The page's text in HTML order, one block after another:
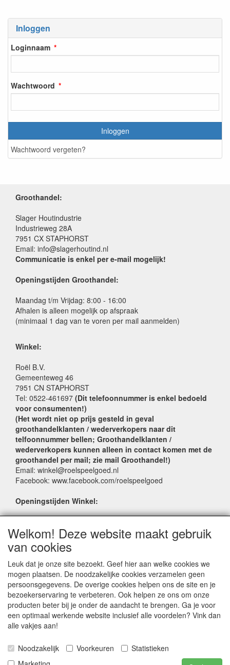
Inloggen
Loginnaam
Wachtwoord
Inloggen
Wachtwoord vergeten?
Groothandel:
Slager Houtindustrie
Industrieweg 28A
7951 CX STAPHORST
Email: info@slagerhoutind.nl
Communicatie is enkel per e-mail mogelijk!
Openingstijden Groothandel:
Maandag t/m Vrijdag: 8:00 - 16:00
Afhalen is alleen mogelijk op afspraak
(minimaal 1 dag van te voren per mail aanmelden)
Winkel:
Roël B.V.
Gemeenteweg 46
7951 CN STAPHORST
Tel: 0522-461697 (Dit telefoonnummer is enkel bedoeld
voor consumenten!)
(Het wordt niet op prijs gesteld in geval
groothandelklanten / wederverkopers naar dit
telfoonnummer bellen; Groothandelklanten /
wederverkopers kunnen alleen in contact komen met de
groothandel per mail; zie mail Groothandel!)
Email: winkel@roelspeelgoed.nl
Facebook: www.facebook.com/roelspeelgoed
Openingstijden Winkel:
Zaterdag: 9:00 - 17:00
Donderdagavond koopavond: 19:00 - 21:00
SERVICE
Verkoopadressen
Webwinkels
Bestelvoorwaarden
Partner Groothandels
Algemene voorwaarden
Logivert © 1998-2024 LogiVert.com de All-in-One oplossing voor handelsbedrijven |
Welkom! Deze website maakt gebruik
van cookies
Leuk dat je onze site bezoekt. Geef hier aan welke cookies we
mogen plaatsen. De noodzakelijke cookies verzamelen geen
persoonsgegevens. De overige cookies helpen ons de site en je
bezoekerservaring te verbeteren. Ook helpen ze ons om onze
producten beter bij je onder de aandacht te brengen. Ga je voor
een optimaal werkende website inclusief alle voordelen? Vink dan
alle vakjes aan!
Noodzakelijk Voorkeuren
Statistieken